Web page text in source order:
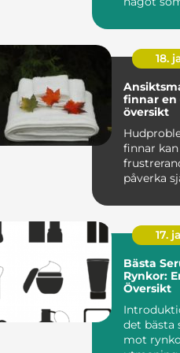
18.
finnar en grundlig
översikt
finnar kan
påverka
effekti...
17.
Bästa
Rynkor:
Översikt
Introduktion Att
det bästa
mot